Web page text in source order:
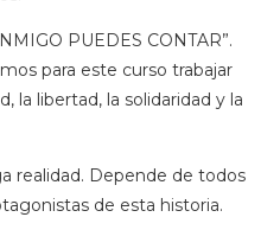
PUEDES CONTAR”.
para este curso trabajar
la libertad, la solidaridad y la
realidad. Depende de todos
de esta historia.